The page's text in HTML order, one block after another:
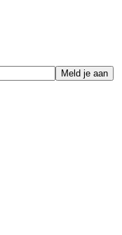
Meld je aan